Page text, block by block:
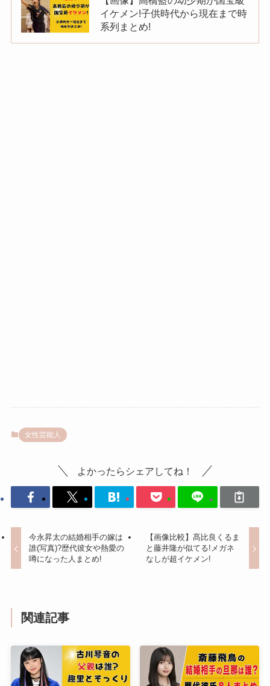
イケメン!子供時代から現在まで時
系列まとめ!
女性芸能人
よかったらシェアしてね！
今永昇太の結婚相手の嫁は
誰(写真)?歴代彼女や熱愛の
噂になった人まとめ!
【画像比較】髙比良くるま
と藤井隆が似てる!メガネ
なしが超イケメン!
関連記事